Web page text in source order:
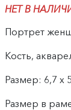
НЕТ В
Портрет
Кость,
Размер: 6,7 х
Размер в